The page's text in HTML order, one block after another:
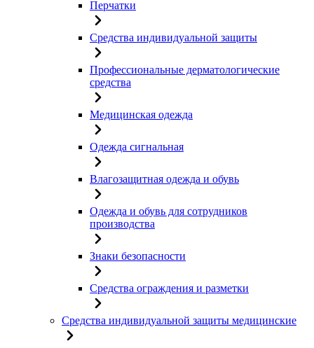
Перчатки
Средства индивидуальной защиты
Профессиональные дерматологические
средства
Медицинская одежда
Одежда сигнальная
Влагозащитная одежда и обувь
Одежда и обувь для сотрудников
производства
Знаки безопасности
Средства ограждения и разметки
Средства индивидуальной защиты медицинские